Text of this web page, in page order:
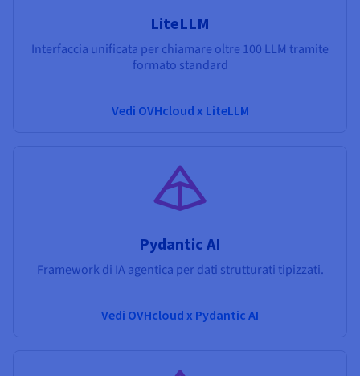
LiteLLM
Interfaccia unificata per chiamare oltre 100 LLM tramite
formato standard
Vedi OVHcloud x LiteLLM
Pydantic AI
Framework di IA agentica per dati strutturati tipizzati.
Vedi OVHcloud x Pydantic AI